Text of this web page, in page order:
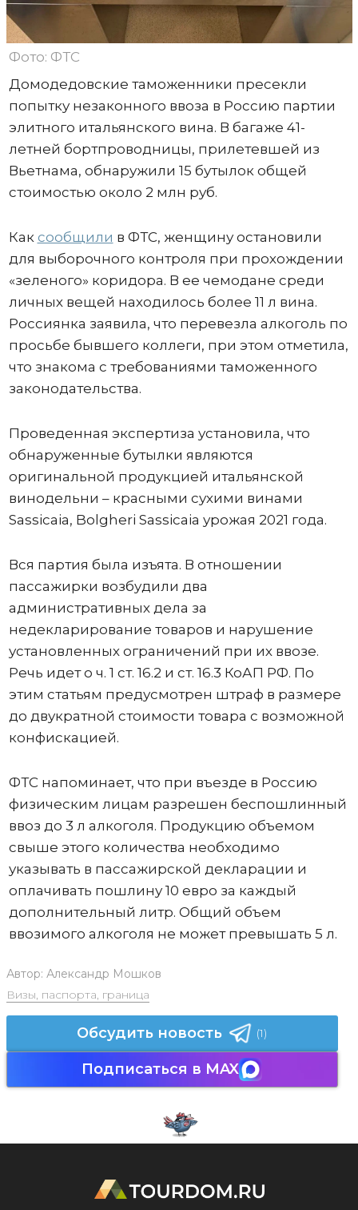
Фото: ФТС
Домодедовские таможенники пресекли
попытку незаконного ввоза в Россию партии
элитного итальянского вина. В багаже 41-
летней бортпроводницы, прилетевшей из
Вьетнама, обнаружили 15 бутылок общей
стоимостью около 2 млн руб.
Как сообщили в ФТС, женщину остановили
для выборочного контроля при прохождении
«зеленого» коридора. В ее чемодане среди
личных вещей находилось более 11 л вина.
Россиянка заявила, что перевезла алкоголь по
просьбе бывшего коллеги, при этом отметила,
что знакома с требованиями таможенного
законодательства.
Проведенная экспертиза установила, что
обнаруженные бутылки являются
оригинальной продукцией итальянской
винодельни – красными сухими винами
Sassicaia, Bolgheri Sassicaia урожая 2021 года.
Вся партия была изъята. В отношении
пассажирки возбудили два
административных дела за
недекларирование товаров и нарушение
установленных ограничений при их ввозе.
Речь идет о ч. 1 ст. 16.2 и ст. 16.3 КоАП РФ. По
этим статьям предусмотрен штраф в размере
до двукратной стоимости товара с возможной
конфискацией.
ФТС напоминает, что при въезде в Россию
физическим лицам разрешен беспошлинный
ввоз до 3 л алкоголя. Продукцию объемом
свыше этого количества необходимо
указывать в пассажирской декларации и
оплачивать пошлину 10 евро за каждый
дополнительный литр. Общий объем
ввозимого алкоголя не может превышать 5 л.
Автор: Александр Мошков
Визы, паспорта, граница
Обсудить новость (1)
Подписаться в MAX